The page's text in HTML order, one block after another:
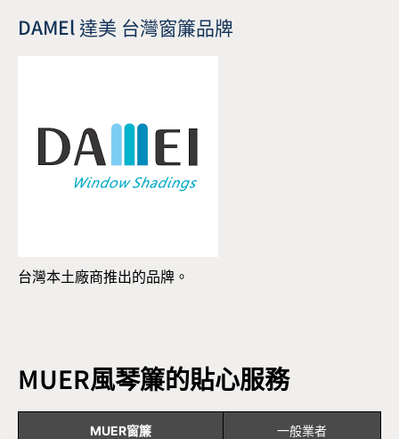
DAMEl 達美 台灣窗簾品牌
台灣本土廠商推出的品牌。
MUER風琴簾的貼心服務
MUER窗簾 一般業者